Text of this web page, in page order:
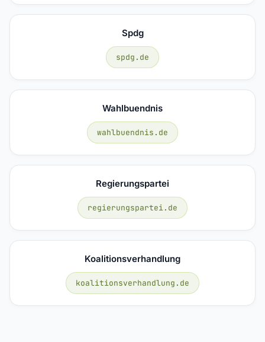
Spdg
spdg.de
Wahlbuendnis
wahlbuendnis.de
Regierungspartei
regierungspartei.de
Koalitionsverhandlung
koalitionsverhandlung.de